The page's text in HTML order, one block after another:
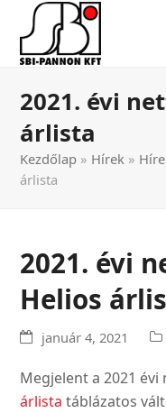
2021. évi
árlista
Kezdőlap » Hírek »
árlista
2021. évi
Helios
január 4, 2021
Megjelent a 2021
árlista táblázatos